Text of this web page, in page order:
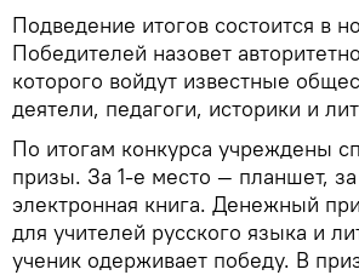
Подведение итогов состоится в
Победителей назовет
которого войдут известные
деятели, педагоги, историки и
По итогам конкурса учреждены
призы. За 1-е место — планшет,
электронная книга. Денежный
для учителей русского языка и
ученик одерживает победу. В